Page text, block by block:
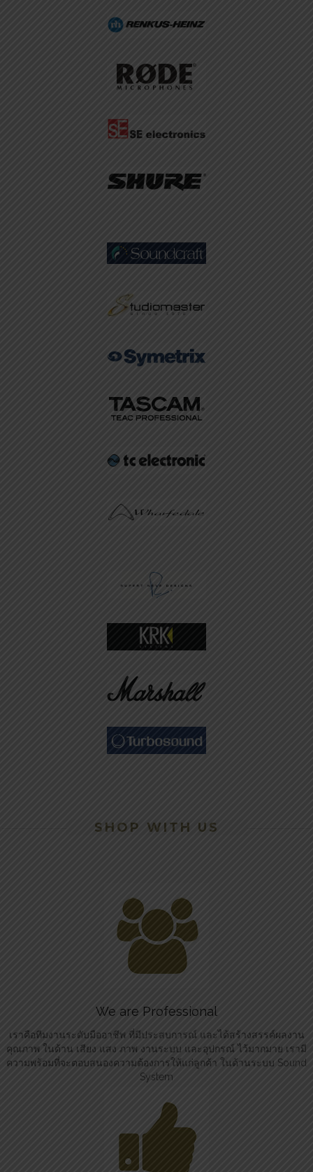
SHOP WITH US
We are Professional
เราคือทีมงานระดับมืออาชีพ ที่มีประสบการณ์ และได้สร้างสรรค์ผลงาน
คุณภาพ ในด้าน เสียง แสง ภาพ งานระบบ และอุปกรณ์ ไว้มากมาย เรามี
ความพร้อมที่จะตอบสนองความต้องการให้แก่ลูกค้า ในด้านระบบ Sound
System